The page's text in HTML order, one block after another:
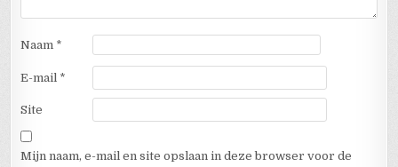
Naam *
E-mail *
Site
Mijn naam, e-mail en site opslaan in deze browser voor de